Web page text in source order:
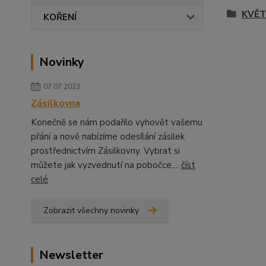
KOŘENÍ
Novinky
07.07.2023
Zásilkovna
Konečně se nám podařilo vyhovět vašemu
přání a nově nabízíme odesílání zásilek
prostřednictvím Zásilkovny. Vybrat si
můžete jak vyzvednutí na pobočce,... číst
celé
Zobrazit všechny novinky
Newsletter